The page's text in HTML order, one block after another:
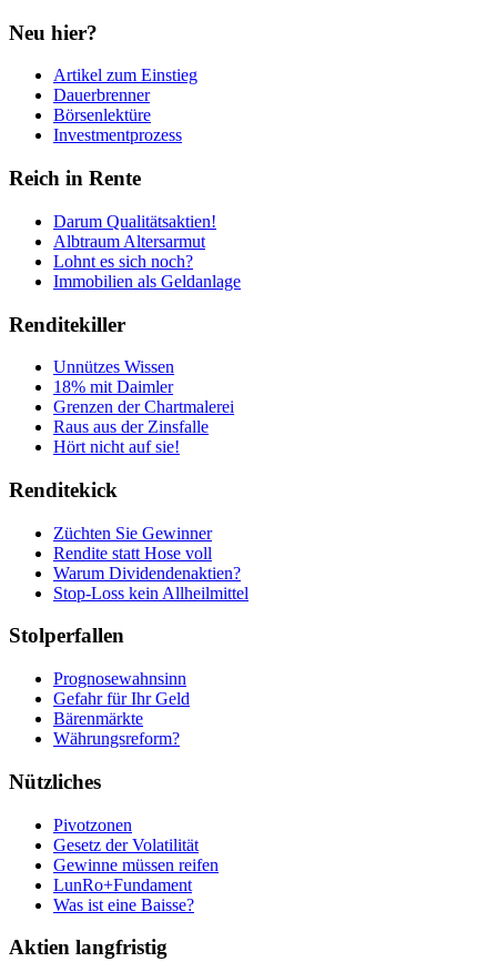
Neu hier?
Artikel zum Einstieg
Dauerbrenner
Börsenlektüre
Investmentprozess
Reich in Rente
Darum Qualitätsaktien!
Albtraum Altersarmut
Lohnt es sich noch?
Immobilien als Geldanlage
Renditekiller
Unnützes Wissen
18% mit Daimler
Grenzen der Chartmalerei
Raus aus der Zinsfalle
Hört nicht auf sie!
Renditekick
Züchten Sie Gewinner
Rendite statt Hose voll
Warum Dividendenaktien?
Stop-Loss kein Allheilmittel
Stolperfallen
Prognosewahnsinn
Gefahr für Ihr Geld
Bärenmärkte
Währungsreform?
Nützliches
Pivotzonen
Gesetz der Volatilität
Gewinne müssen reifen
LunRo+Fundament
Was ist eine Baisse?
Aktien langfristig